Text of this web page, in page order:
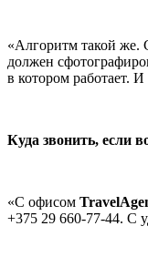
«Алгоритм такой же.
должен
в котором работает.
Куда звонить, если
«С офисом
+375 29 660-77-44. С